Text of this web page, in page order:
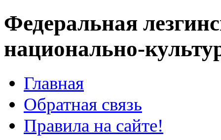
Федеральная
национально-
Главная
Обратная связь
Правила на сайте!